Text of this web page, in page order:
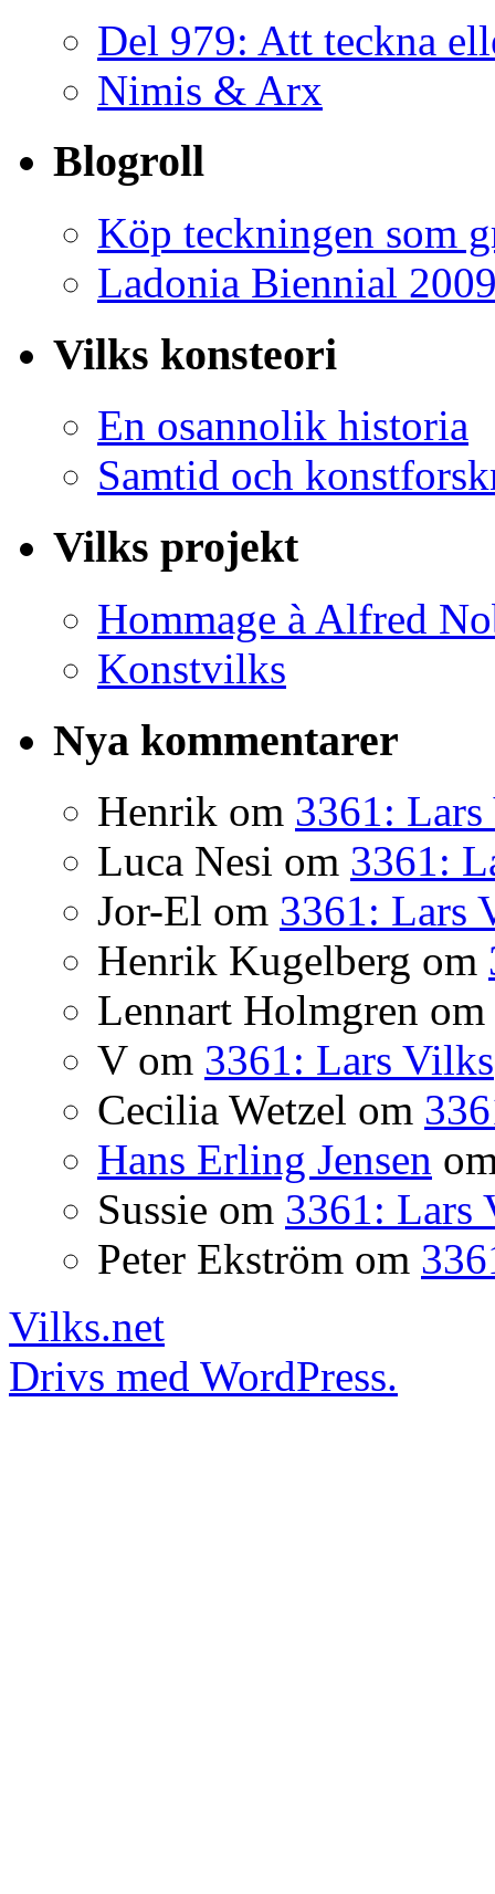
Del 979: Att teckna
Nimis & Arx
Blogroll
Köp teckningen som
Ladonia Biennial
Vilks konsteori
En osannolik historia
Samtid och
Vilks projekt
Hommage à Alfred
Konstvilks
Nya kommentarer
Henrik om 3361:
Luca Nesi om 3361:
Jor-El om 3361: Lars
Henrik Kugelberg om
Lennart Holmgren om
Vom 3361: Lars Vilks
Cecilia Wetzel om
Hans Erling Jensen
Sussie om 3361: Lars
Peter Ekström om
Vilks.net
Drivs med WordPress.